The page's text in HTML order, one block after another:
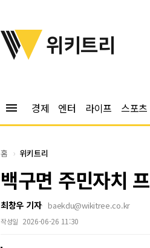
위키트리
위키트리
menu 경제 엔터 라이프 스포츠
홈 위키트리
백구면 주민자치
최창우 기자 baekdu@wikitree.co.kr
작성일 2026-06-26 11:30